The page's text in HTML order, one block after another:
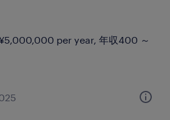
per year, 年収400 ～